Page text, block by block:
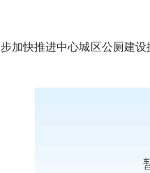
快推进中心城区公厕建设